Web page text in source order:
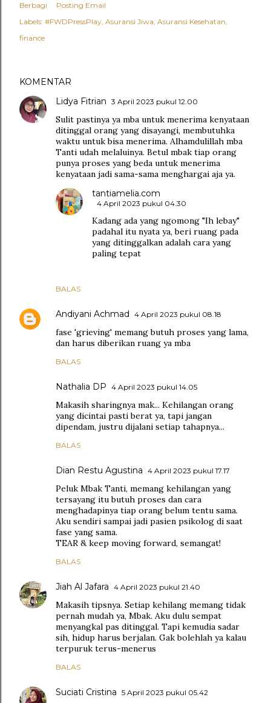
Berbagi
Posting Email
Labels: #FWDPressPlay Asuransi Jiwa Asuransi Kesehatan
finance
KOMENTAR
Lidya Fitrian 3 April 2023 pukul 12.00
Sulit pastinya ya mba untuk menerima kenyataan
ditinggal orang yang disayangi, membutuhka
waktu untuk bisa menerima. Alhamdulillah mba
Tanti udah melaluinya. Betul mbak tiap orang
punya proses yang beda untuk menerima
kenyataan jadi sama-sama menghargai aja ya.
BALAS
tantiamelia.com
4 April 2023 pukul 04.30
Kadang ada yang ngomong "Ih lebay"
padahal itu nyata ya, beri ruang pada
yang ditinggalkan adalah cara yang
paling tepat
Andiyani Achmad 4 April 2023 pukul 08.18
fase 'grieving' memang butuh proses yang lama,
dan harus diberikan ruang ya mba
BALAS
Nathalia DP 4 April 2023 pukul 14.05
Makasih sharingnya mak... Kehilangan orang
yang dicintai pasti berat ya, tapi jangan
dipendam, justru dijalani setiap tahapnya...
BALAS
Dian Restu Agustina 4 April 2023 pukul 17.17
Peluk Mbak Tanti, memang kehilangan yang
tersayang itu butuh proses dan cara
menghadapinya tiap orang belum tentu sama.
Aku sendiri sampai jadi pasien psikolog di saat
fase yang sama.
TEAR & keep moving forward, semangat!
BALAS
Jiah Al Jafara 4 April 2023 pukul 21.40
Makasih tipsnya. Setiap kehilang memang tidak
pernah mudah ya, Mbak. Aku dulu sempat
menyangkal pas ditinggal. Tapi kemudia sadar
sih, hidup harus berjalan. Gak bolehlah ya kalau
terpuruk terus-menerus
BALAS
Suciati Cristina 5 April 2023 pukul 05.42